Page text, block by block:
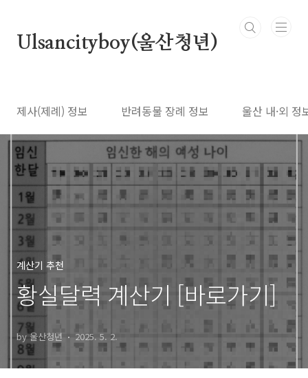
Ulsancityboy(울산청년)
제사(제례) 정보 반려동물 장례 정보 울산 내·외 정
계산기 추천
황실달력 계산기 [바로가기]
by 울산청년 2025. 5. 2.